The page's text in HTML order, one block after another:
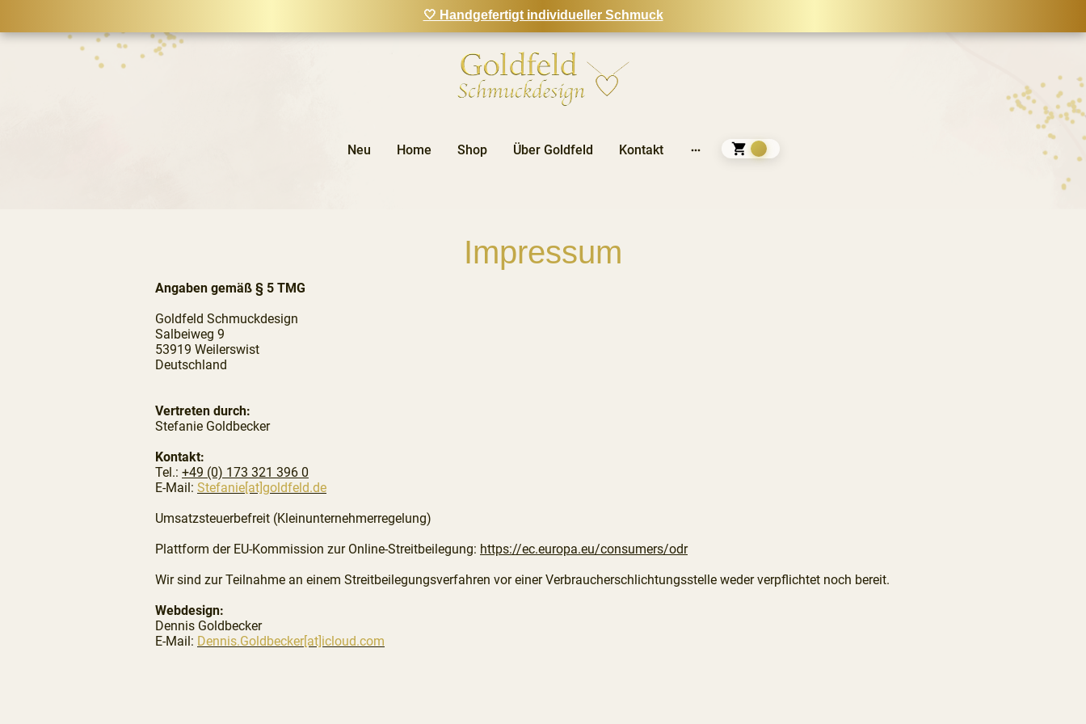
🤍 Handgefertigt individueller Schmuck
Neu Home Shop Über Goldfeld Kontakt
Impressum
Angaben gemäß § 5 TMG
Goldfeld Schmuckdesign
Salbeiweg 9
53919 Weilerswist
Deutschland
Vertreten durch:
Stefanie Goldbecker
Kontakt:
Tel.: +49 (0) 173 321 396 0
E-Mail: Stefanie[at]goldfeld.de
Umsatzsteuerbefreit (Kleinunternehmerregelung)
Plattform der EU-Kommission zur Online-Streitbeilegung: https://ec.europa.eu/consumers/odr
Wir sind zur Teilnahme an einem Streitbeilegungsverfahren vor einer Verbraucherschlichtungsstelle weder verpflichtet noch bereit.
Webdesign:
Dennis Goldbecker
E-Mail: Dennis.Goldbecker[at]icloud.com